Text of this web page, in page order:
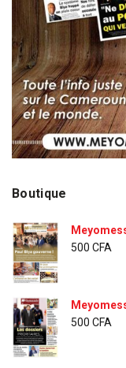
Boutique
500 CFA
500 CFA